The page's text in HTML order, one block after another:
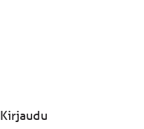
Kirjaudu